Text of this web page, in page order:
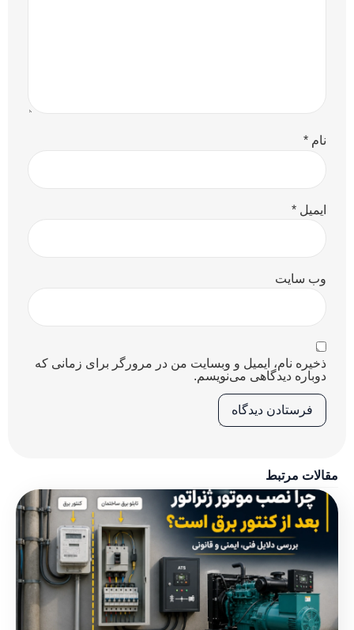
نام *
ایمیل *
وب‌ سایت
ذخیره نام، ایمیل و وبسایت من در مرورگر برای زمانی که
دوباره دیدگاهی می‌نویسم.
مقالات مرتبط